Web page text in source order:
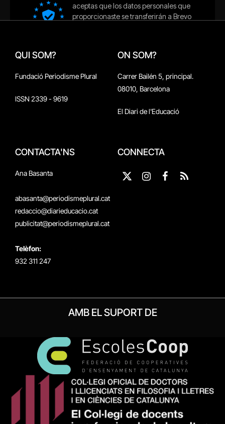
QUI SOM?
Fundació Periodisme Plural
ISSN 2339 - 9619
ON SOM?
Carrer Bailén 5, principal.
08010, Barcelona
El Diari de l'Educació
CONTACTA'NS
Ana Basanta
abasanta@periodismeplural.cat
redaccio@diarieducacio.cat
publicitat@periodismeplural.cat
Telèfon:
932 311 247
CONNECTA
X
Instagram
Facebook
RSS
AMB EL SUPORT DE